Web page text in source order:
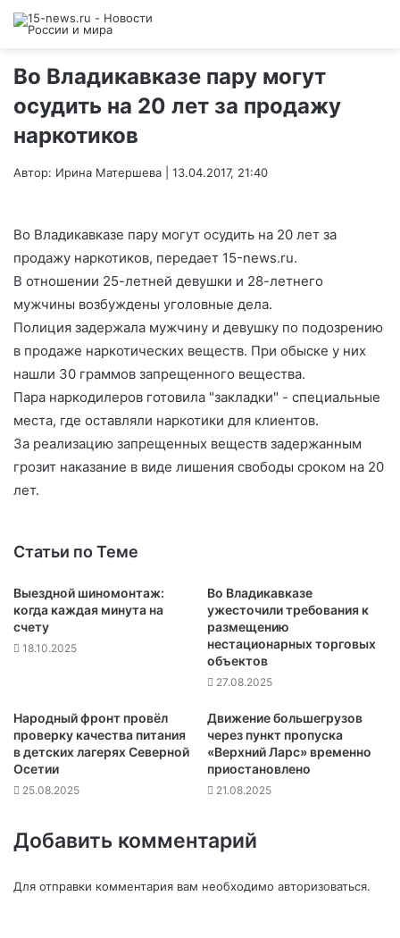
Во Владикавказе пару могут
осудить на 20 лет за продажу
наркотиков
Автор: Ирина Матершева | 13.04.2017, 21:40
Во Владикавказе пару могут осудить на 20 лет за
продажу наркотиков, передает 15-news.ru.
В отношении 25-летней девушки и 28-летнего
мужчины возбуждены уголовные дела.
Полиция задержала мужчину и девушку по подозрению
в продаже наркотических веществ. При обыске у них
нашли 30 граммов запрещенного вещества.
Пара наркодилеров готовила "закладки" - специальные
места, где оставляли наркотики для клиентов.
За реализацию запрещенных веществ задержанным
грозит наказание в виде лишения свободы сроком на 20
лет.
Статьи по Теме
Выездной шиномонтаж:
когда каждая минута на
счету
18.10.2025
Во Владикавказе
ужесточили требования к
размещению
нестационарных торговых
объектов
27.08.2025
Народный фронт провёл
проверку качества питания
в детских лагерях Северной
Осетии
25.08.2025
Движение большегрузов
через пункт пропуска
«Верхний Ларс» временно
приостановлено
21.08.2025
Добавить комментарий
Для отправки комментария вам необходимо авторизоваться.